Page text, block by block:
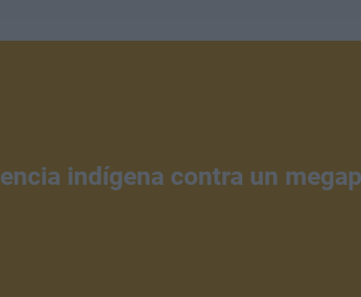
indígena contra un